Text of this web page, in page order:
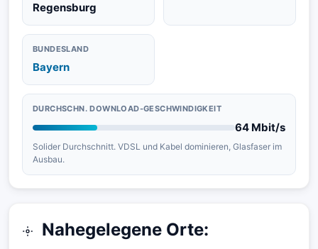
Regensburg
BUNDESLAND
Bayern
DURCHSCHN. DOWNLOAD-GESCHWINDIGKEIT
64 Mbit/s
Solider Durchschnitt. VDSL und Kabel dominieren, Glasfaser im
Ausbau.
Nahegelegene Orte: